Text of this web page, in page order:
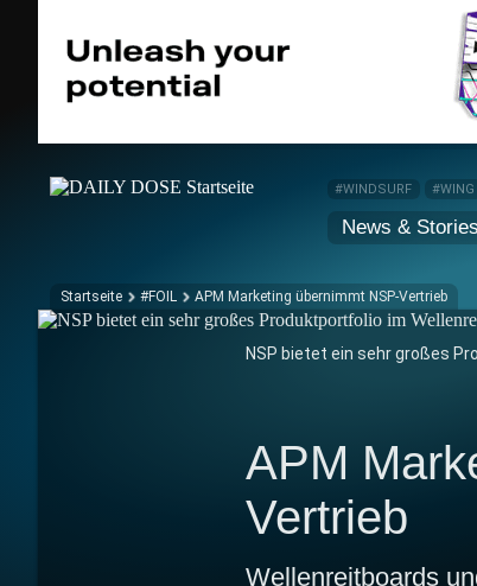
#WINDSURF #WING
News & Stories
Startseite #FOIL APM Marketing übernimmt NSP-Vertrieb
NSP bietet ein sehr großes
APM
Vertrieb
Wellenreitboards